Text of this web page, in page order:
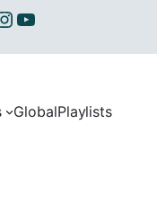
GlobalPlaylists
no Facebookno Instagram
Ibermusicas no Youtube